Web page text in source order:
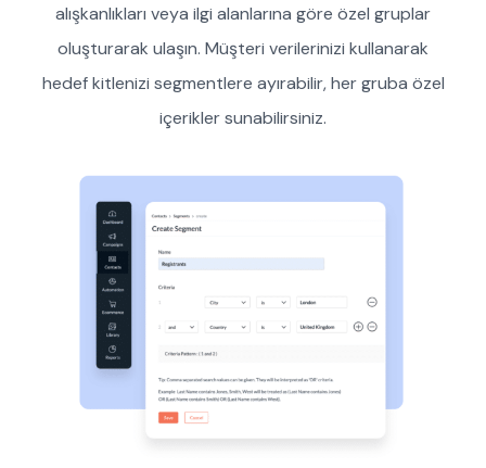
alışkanlıkları veya ilgi alanlarına göre özel gruplar
oluşturarak ulaşın. Müşteri verilerinizi kullanarak
hedef kitlenizi segmentlere ayırabilir, her gruba özel
içerikler sunabilirsiniz.